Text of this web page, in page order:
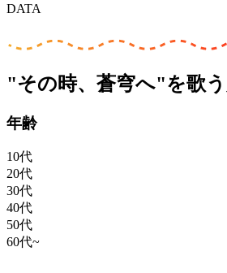
DATA
"その時、蒼穹へ"を歌
年齢
10代
20代
30代
40代
50代
60代~